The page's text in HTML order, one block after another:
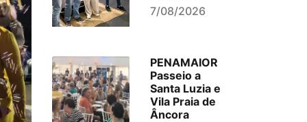
7/08/2026
PENAMAIOR
Passeio a
Santa Luzia e
Vila Praia de
Âncora